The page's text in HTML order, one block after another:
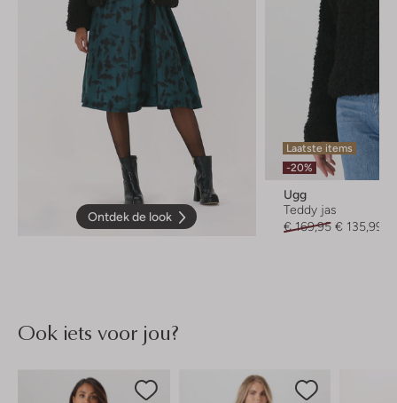
Ontdek de look
Laatste items
-20%
Ugg
Teddy jas
€ 169,95 € 135,99
Ook iets voor jou?